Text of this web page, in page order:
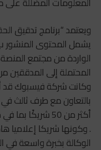
ويعتمد “برنامج تدقيق
الواردة من مجتمع
المحتملة إلى المدققين
وكانت شركة فيسبوك قد
. وكونها شريكا إعلاميا
الوكالة بخبرة واسعة في